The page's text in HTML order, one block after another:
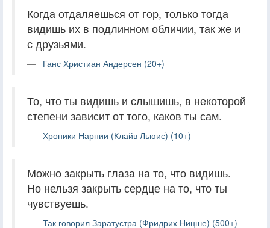
Когда отдаляешься от гор, только тогда
видишь их в подлинном обличии, так же и
с друзьями.
Ганс Христиан Андерсен (20+)
То, что ты видишь и слышишь, в некоторой
степени зависит от того, каков ты сам.
Хроники Нарнии (Клайв Льюис) (10+)
Можно закрыть глаза на то, что видишь.
Но нельзя закрыть сердце на то, что ты
чувствуешь.
Так говорил Заратустра (Фридрих Ницше) (500+)